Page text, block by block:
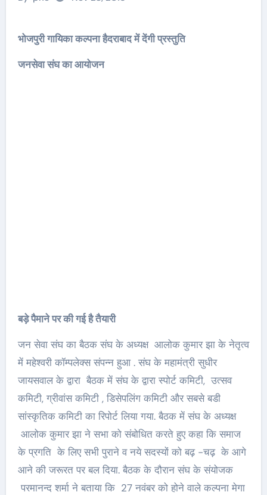
भोजपुरी गायिका कल्पना हैदराबाद में देंगी प्रस्तुति
जनसेवा संघ का आयोजन
बड़े पैमाने पर की गई है तैयारी
जन सेवा संघ का बैठक संघ के अध्यक्ष आलोक कुमार झा के नेतृत्व
में महेश्वरी कॉम्पलेक्स संपन्न हुआ . संघ के महामंत्री सुधीर
जायसवाल के द्वारा बैठक में संघ के द्वारा स्पोर्ट कमिटी, उत्सव
कमिटी, ग्रीवांस कमिटी , डिसेपलिंग कमिटी और सबसे बडी
सांस्कृतिक कमिटी का रिपोर्ट लिया गया. बैठक में संघ के अध्यक्ष
आलोक कुमार झा ने सभा को संबोधित करते हुए कहा कि समाज
के प्रगति के लिए सभी पुराने व नये सदस्यों को बढ़ -चढ़ के आगे
आने की जरूरत पर बल दिया. बैठक के दौरान संघ के संयोजक
परमानन्द शर्मा ने बताया कि 27 नवंबर को होने वाले कल्पना मेगा